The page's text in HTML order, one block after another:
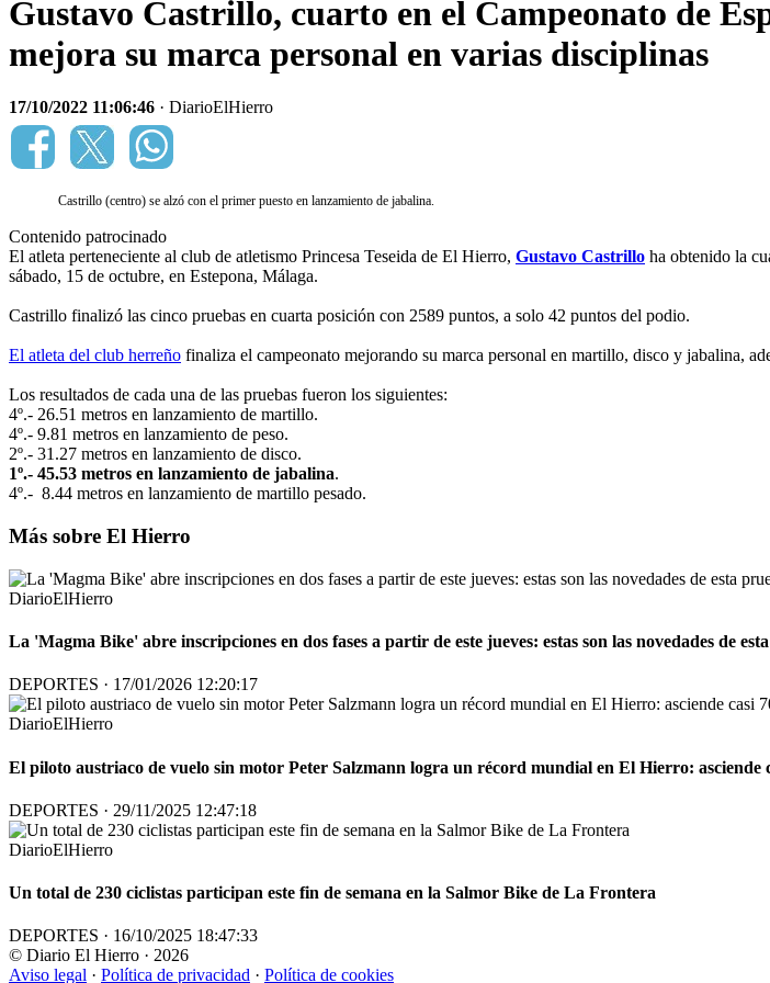
Gustavo Castrillo, cuarto en el Campeonato de
mejora su marca personal en varias disciplinas
17/10/2022 11:06:46 · DiarioElHierro
Castrillo (centro) se alzó con el primer puesto en lanzamiento de jabalina.
Contenido patrocinado
El atleta perteneciente al club de atletismo Princesa Teseida de El Hierro, Gustavo Castrillo ha obtenido la
sábado, 15 de octubre, en Estepona, Málaga.
Castrillo finalizó las cinco pruebas en cuarta posición con 2589 puntos, a solo 42 puntos del podio.
El atleta del club herreño finaliza el campeonato mejorando su marca personal en martillo, disco y jabalina,
Los resultados de cada una de las pruebas fueron los siguientes:
4º.- 26.51 metros en lanzamiento de martillo.
4º.- 9.81 metros en lanzamiento de peso.
2º.- 31.27 metros en lanzamiento de disco.
1º.- 45.53 metros en lanzamiento de jabalina.
4º.- 8.44 metros en lanzamiento de martillo pesado.
Más sobre El Hierro
DiarioElHierro
La 'Magma Bike' abre inscripciones en dos fases a partir de este jueves: estas son las novedades de
DEPORTES · 17/01/2026 12:20:17
DiarioElHierro
El piloto austriaco de vuelo sin motor Peter Salzmann logra un récord mundial en El Hierro: asciende
DEPORTES · 29/11/2025 12:47:18
DiarioElHierro
Un total de 230 ciclistas participan este fin de semana en la Salmor Bike de La Frontera
DEPORTES · 16/10/2025 18:47:33
© Diario El Hierro · 2026
Aviso legal · Política de privacidad · Política de cookies